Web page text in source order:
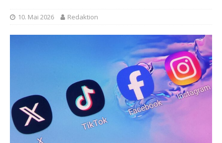
10. Mai 2026 Redaktion